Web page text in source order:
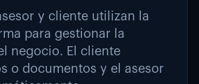
y cliente utilizan la
para gestionar la
negocio. El cliente
o documentos y el asesor